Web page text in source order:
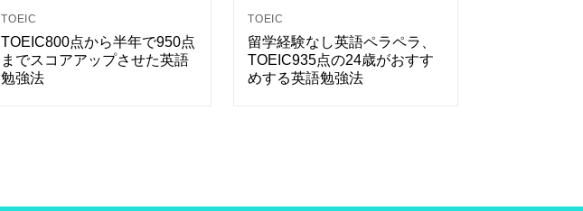
TOEIC
TOEIC800点から半年で950点
までスコアアップさせた英語
勉強法
TOEIC
留学経験なし英語ペラペラ、
TOEIC935点の24歳がおすす
めする英語勉強法